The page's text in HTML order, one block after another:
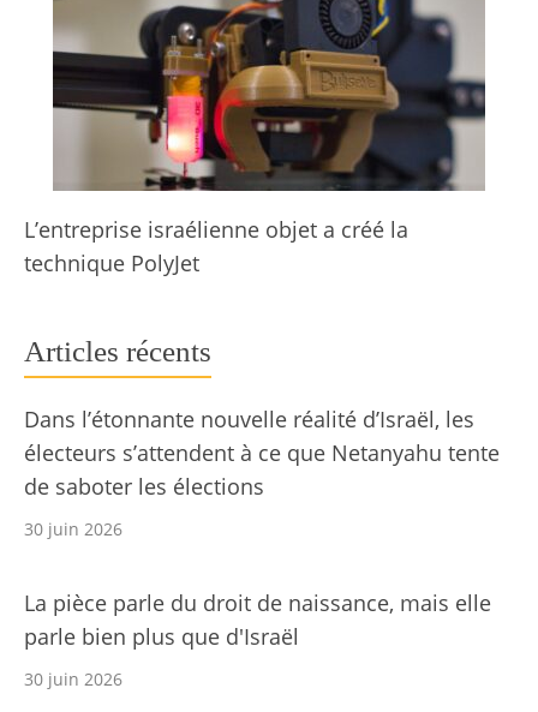
L’entreprise israélienne objet a créé la
technique PolyJet
Articles récents
Dans l’étonnante nouvelle réalité d’Israël, les
électeurs s’attendent à ce que Netanyahu tente
de saboter les élections
30 juin 2026
La pièce parle du droit de naissance, mais elle
parle bien plus que d'Israël
30 juin 2026